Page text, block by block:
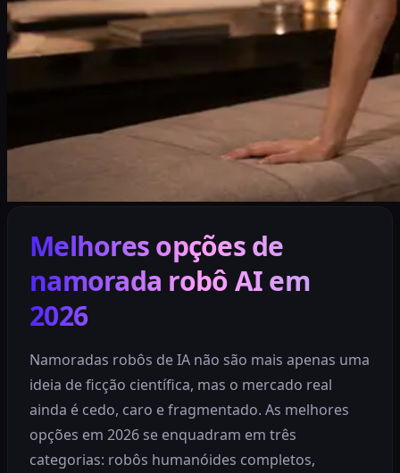
Melhores opções de
namorada robô AI em
2026
Namoradas robôs de IA não são mais apenas uma
ideia de ficção científica, mas o mercado real
ainda é cedo, caro e fragmentado. As melhores
opções em 2026 se enquadram em três
categorias: robôs humanóides completos,